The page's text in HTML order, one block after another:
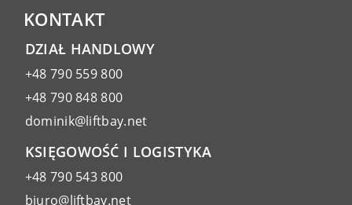
KONTAKT
DZIAŁ HANDLOWY
+48 790 559 800
+48 790 848 800
dominik@liftbay.net
KSIĘGOWOŚĆ I LOGISTYKA
+48 790 543 800
biuro@liftbay.net